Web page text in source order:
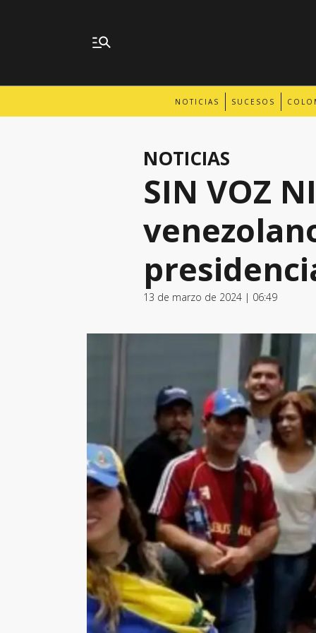
NOTICIAS SUCESOS
NOTICIAS
SIN VOZ
13 de marzo de 2024 | 06:49